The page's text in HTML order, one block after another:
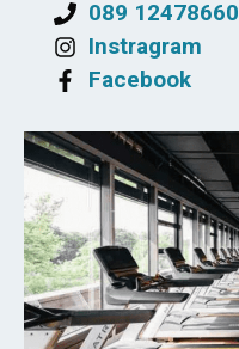
089 12478660
Instragram
Facebook